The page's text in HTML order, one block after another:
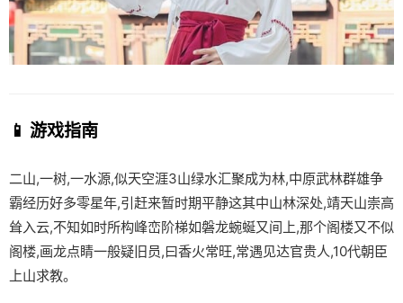
📱 游戏指南
二山,一树,一水源,似天空涯3山绿水汇聚成为林,中原武林群雄争
霸经历好多零星年,引赶来暂时期平静这其中山林深处,靖天山崇高
耸入云,不知如时所构峰峦阶梯如磐龙蜿蜒又间上,那个阁楼又不似
阁楼,画龙点睛一般疑旧员,曰香火常旺,常遇见达官贵人,10代朝臣
上山求教。